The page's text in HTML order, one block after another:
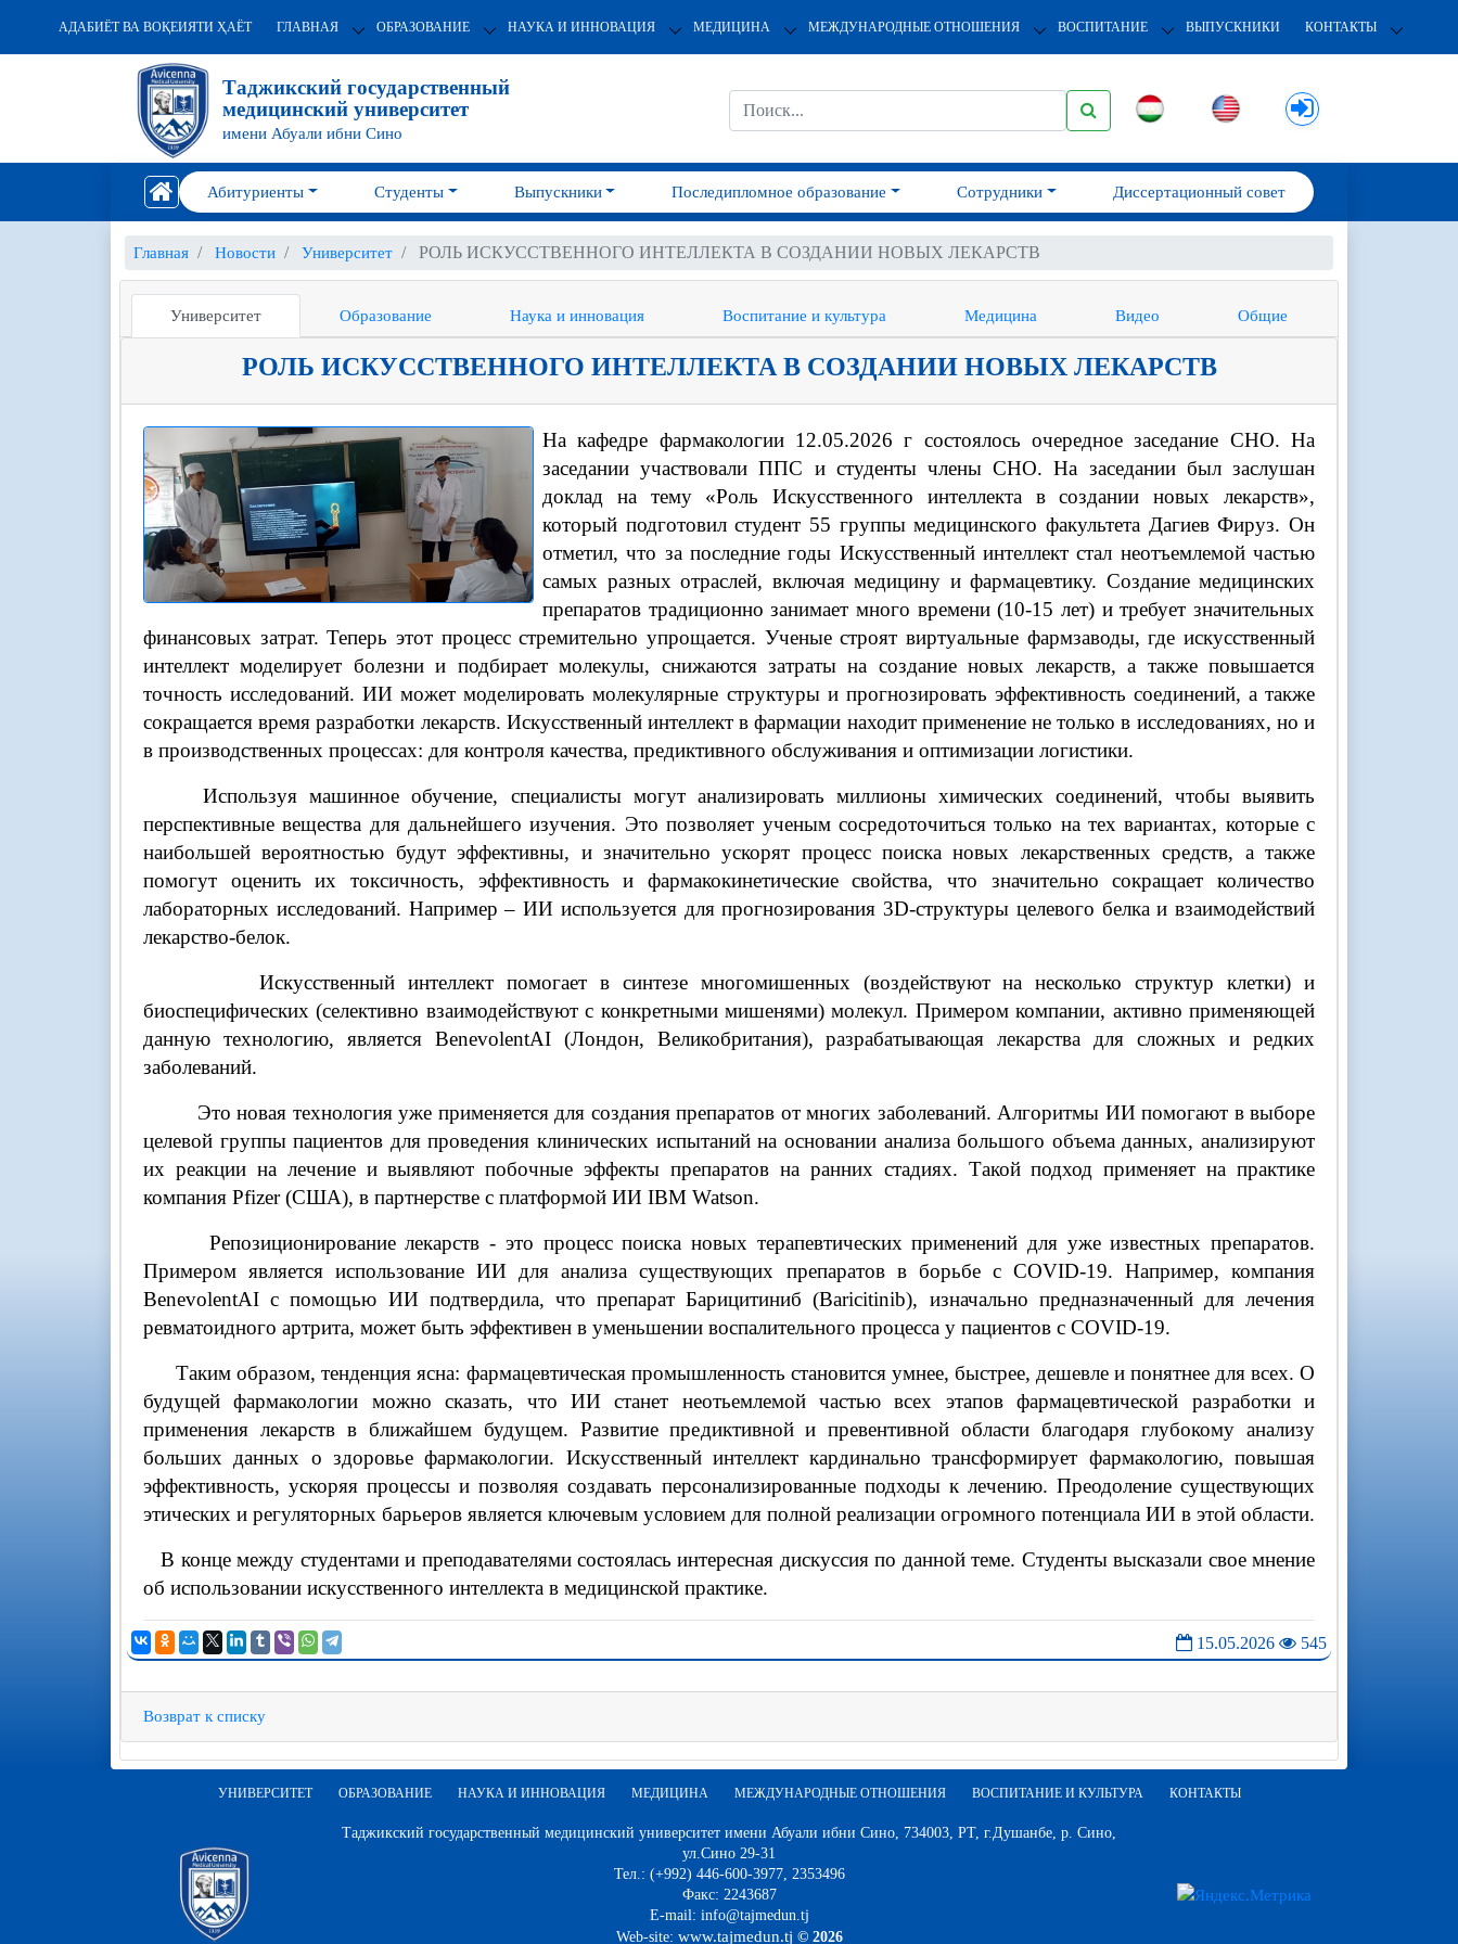
АДАБИЁТ ВА ВОҚЕИЯТИ ҲАЁТ ГЛАВНАЯ ОБРАЗОВАНИЕ НАУКА И ИННОВАЦИЯ МЕДИЦИНА МЕЖДУНАРОДНЫЕ ОТНОШЕНИЯ ВОСПИТАНИЕ ВЫПУСКНИКИ КОНТАКТЫ
Таджикский государственный
медицинский университет
имени Абуали ибни Сино
Абитуриенты Студенты Выпускники Последипломное образование Сотрудники Диссертационный совет
Главная Новости Университет РОЛЬ ИСКУССТВЕННОГО ИНТЕЛЛЕКТА В СОЗДАНИИ НОВЫХ ЛЕКАРСТВ
Университет Образование Наука и инновация Воспитание и культура Медицина Видео Общие
РОЛЬ ИСКУССТВЕННОГО ИНТЕЛЛЕКТА В СОЗДАНИИ НОВЫХ ЛЕКАРСТВ
На кафедре фармакологии 12.05.2026 г состоялось очередное заседание СНО. На
заседании участвовали ППС и студенты члены СНО. На заседании был заслушан
доклад на тему «Роль Искусственного интеллекта в создании новых лекарств»,
который подготовил студент 55 группы медицинского факультета Дагиев Фируз. Он
отметил, что за последние годы Искусственный интеллект стал неотъемлемой частью
самых разных отраслей, включая медицину и фармацевтику. Создание медицинских
препаратов традиционно занимает много времени (10-15 лет) и требует значительных
финансовых затрат. Теперь этот процесс стремительно упрощается. Ученые строят виртуальные фармзаводы, где искусственный
интеллект моделирует болезни и подбирает молекулы, снижаются затраты на создание новых лекарств, а также повышается
точность исследований. ИИ может моделировать молекулярные структуры и прогнозировать эффективность соединений, а также
сокращается время разработки лекарств. Искусственный интеллект в фармации находит применение не только в исследованиях, но и
в производственных процессах: для контроля качества, предиктивного обслуживания и оптимизации логистики.
Используя машинное обучение, специалисты могут анализировать миллионы химических соединений, чтобы выявить
перспективные вещества для дальнейшего изучения. Это позволяет ученым сосредоточиться только на тех вариантах, которые с
наибольшей вероятностью будут эффективны, и значительно ускорят процесс поиска новых лекарственных средств, а также
помогут оценить их токсичность, эффективность и фармакокинетические свойства, что значительно сокращает количество
лабораторных исследований. Например – ИИ используется для прогнозирования 3D-структуры целевого белка и взаимодействий
лекарство-белок.
Искусственный интеллект помогает в синтезе многомишенных (воздействуют на несколько структур клетки) и
биоспецифических (селективно взаимодействуют с конкретными мишенями) молекул. Примером компании, активно применяющей
данную технологию, является BenevolentAI (Лондон, Великобритания), разрабатывающая лекарства для сложных и редких
заболеваний.
Это новая технология уже применяется для создания препаратов от многих заболеваний. Алгоритмы ИИ помогают в выборе
целевой группы пациентов для проведения клинических испытаний на основании анализа большого объема данных, анализируют
их реакции на лечение и выявляют побочные эффекты препаратов на ранних стадиях. Такой подход применяет на практике
компания Pfizer (США), в партнерстве с платформой ИИ IBM Watson.
Репозиционирование лекарств - это процесс поиска новых терапевтических применений для уже известных препаратов.
Примером является использование ИИ для анализа существующих препаратов в борьбе с COVID-19. Например, компания
BenevolentAI с помощью ИИ подтвердила, что препарат Барицитиниб (Baricitinib), изначально предназначенный для лечения
ревматоидного артрита, может быть эффективен в уменьшении воспалительного процесса у пациентов с COVID-19.
Таким образом, тенденция ясна: фармацевтическая промышленность становится умнее, быстрее, дешевле и понятнее для всех. О
будущей фармакологии можно сказать, что ИИ станет неотьемлемой частью всех этапов фармацевтической разработки и
применения лекарств в ближайшем будущем. Развитие предиктивной и превентивной области благодаря глубокому анализу
больших данных о здоровье фармакологии. Искусственный интеллект кардинально трансформирует фармакологию, повышая
эффективность, ускоряя процессы и позволяя создавать персонализированные подходы к лечению. Преодоление существующих
этических и регуляторных барьеров является ключевым условием для полной реализации огромного потенциала ИИ в этой области.
В конце между студентами и преподавателями состоялась интересная дискуссия по данной теме. Студенты высказали свое мнение
об использовании искусственного интеллекта в медицинской практике.
15.05.2026 545
Возврат к списку
УНИВЕРСИТЕТ ОБРАЗОВАНИЕ НАУКА И ИННОВАЦИЯ МЕДИЦИНА МЕЖДУНАРОДНЫЕ ОТНОШЕНИЯ ВОСПИТАНИЕ И КУЛЬТУРА КОНТАКТЫ
Таджикский государственный медицинский университет имени Абуали ибни Сино, 734003, РТ, г.Душанбе, р. Сино,
ул.Сино 29-31
Тел.: (+992) 446-600-3977, 2353496
Факс: 2243687
E-mail: info@tajmedun.tj
Web-site: www.tajmedun.tj © 2026